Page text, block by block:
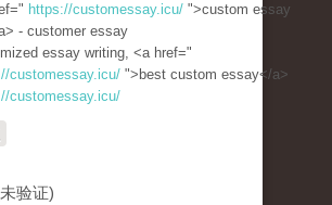
https://customessay.icu/ ">custom essay
- customer essay
essay writing, <a href="
customessay.icu/ ">best custom essay</a>
customessay.icu/
验证)